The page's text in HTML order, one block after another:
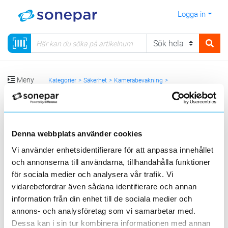
Denna webbplats använder cookies
Vi använder enhetsidentifierare för att anpassa innehållet
och annonserna till användarna, tillhandahålla funktioner
för sociala medier och analysera vår trafik. Vi
vidarebefordrar även sådana identifierare och annan
information från din enhet till de sociala medier och
annons- och analysföretag som vi samarbetar med.
Dessa kan i sin tur kombinera informationen med annan
Logga in
Meny Kategorier Säkerhet Kamerabevakning
Kamerabevakning TP-link
Visa produkter från alla underliggande kategorier
Bulletkamera Domekamera PT kamera